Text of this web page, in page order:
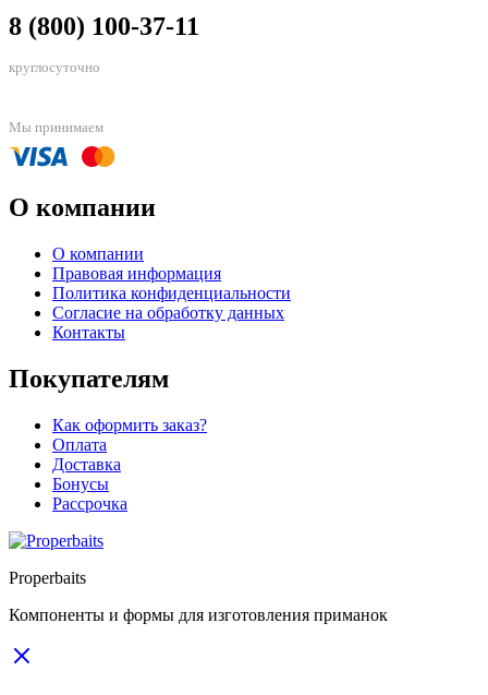
8 (800) 100-37-11
круглосуточно
Мы принимаем
О компании
О компании
Правовая информация
Политика конфиденциальности
Согласие на обработку данных
Контакты
Покупателям
Как оформить заказ?
Оплата
Доставка
Бонусы
Рассрочка
Properbaits
Компоненты и формы для изготовления приманок